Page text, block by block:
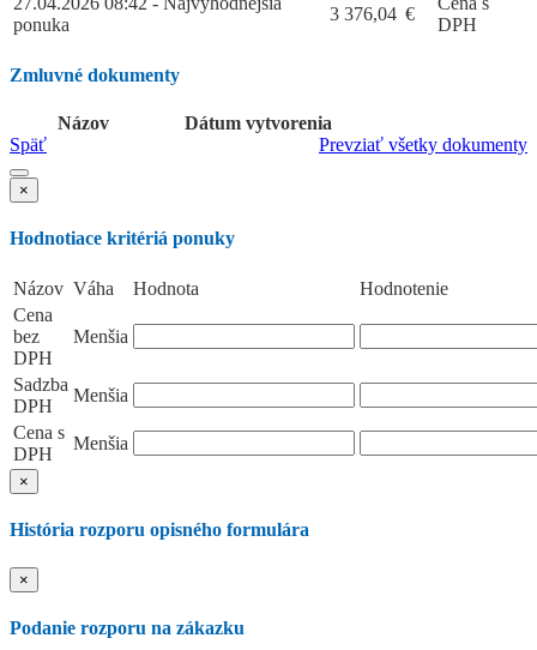
ponuka
3 376,04 €
DPH
Zmluvné dokumenty
Názov
Dátum vytvorenia
Prevziať všetky dokumenty
Späť
×
Hodnotiace kritériá ponuky
Názov Váha Hodnota
Hodnotenie
Cena
bez
DPH
Menšia
Sadzba
DPH
Menšia
Cena s
DPH
Menšia
×
História rozporu opisného formulára
×
Podanie rozporu na zákazku